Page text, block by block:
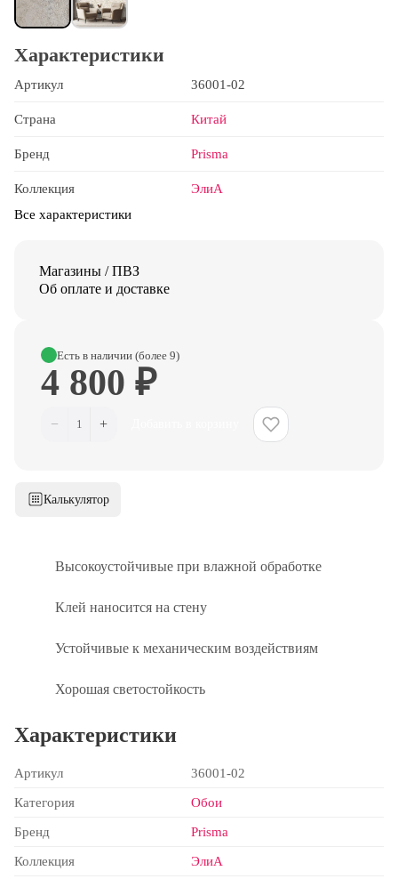
Характеристики
Артикул 36001-02
Страна Китай
Бренд Prisma
Коллекция
ЭлиА
Все характеристики
Магазины / ПВЗ
Об оплате и доставке
Есть в наличии (более 9)
4 800 ₽
− 1 +
Калькулятор
Характеристики
Артикул 36001-02
Категория Обои
Бренд Prisma
Коллекция ЭлиА
Высокоустойчивые при влажной обработке
Клей наносится на стену
Устойчивые к механическим воздействиям
Хорошая светостойкость